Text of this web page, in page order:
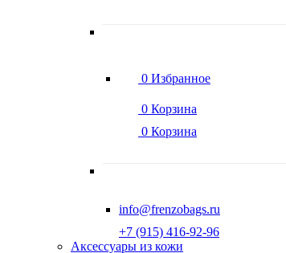
0 Избранное
0 Корзина
0 Корзина
info@frenzobags.ru
‭+7 (915) 416-92-96
Аксессуары из кожи